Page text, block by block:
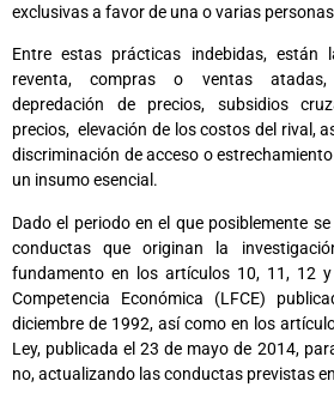
exclusivas a favor de una o varias
Entre estas prácticas indebidas, están
reventa, compras o ventas atadas,
depredación de precios, subsidios
precios, elevación de los costos del rival,
discriminación de acceso o
un insumo esencial.
Dado el periodo en el que posiblemente
conductas que originan la
fundamento en los artículos 10, 11, 12
Competencia Económica (LFCE)
diciembre de 1992, así como en los
Ley, publicada el 23 de mayo de 2014,
no, actualizando las conductas previstas